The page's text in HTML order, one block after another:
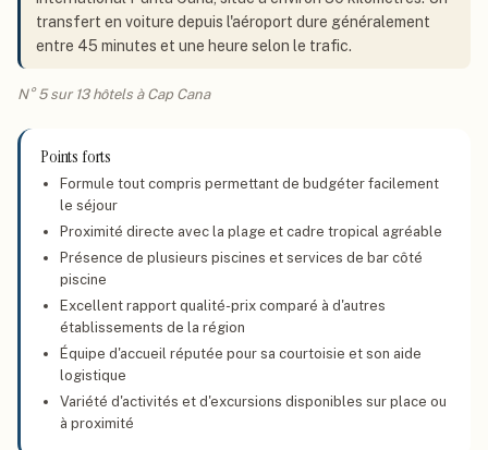
transfert en voiture depuis l'aéroport dure généralement
entre 45 minutes et une heure selon le trafic.
N° 5 sur 13 hôtels à Cap Cana
Points forts
Formule tout compris permettant de budgéter facilement
le séjour
Proximité directe avec la plage et cadre tropical agréable
Présence de plusieurs piscines et services de bar côté
piscine
Excellent rapport qualité-prix comparé à d'autres
établissements de la région
Équipe d'accueil réputée pour sa courtoisie et son aide
logistique
Variété d'activités et d'excursions disponibles sur place ou
à proximité